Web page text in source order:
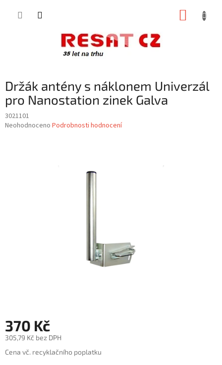
Držák antény s náklonem Univerzál
pro Nanostation zinek Galva
3021101
Průměrné
Neohodnoceno Podrobnosti hodnocení
370 Kč
305,79 Kč bez DPH
Měrná
Cena vč. recyklačního poplatku